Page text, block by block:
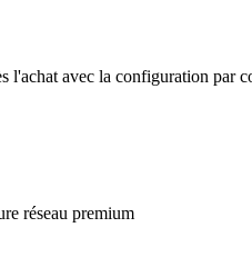
l'achat avec la configuration par
réseau premium